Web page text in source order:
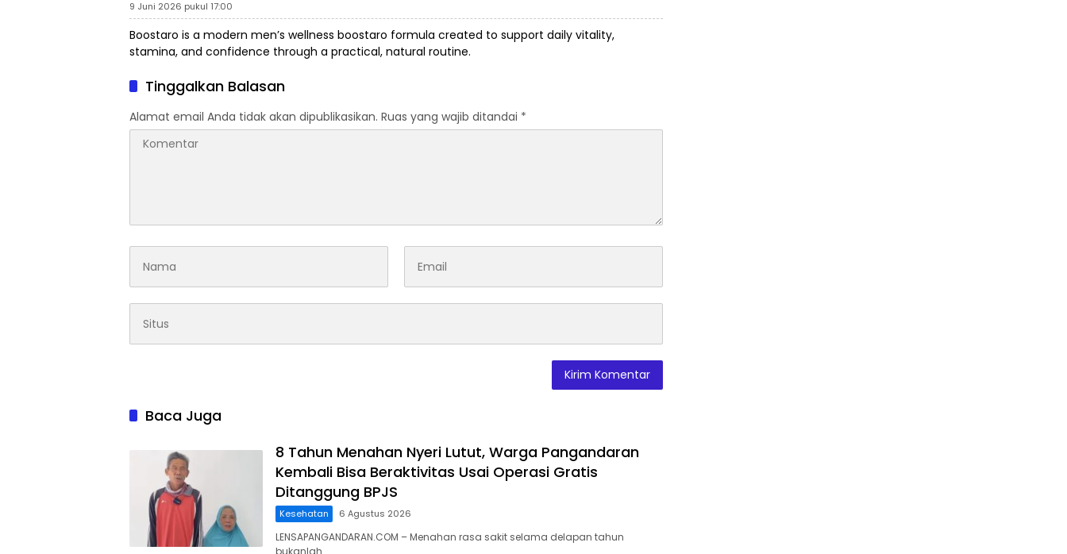
9 Juni 2026 pukul 17:00
Boostaro is a modern men’s wellness boostaro formula created to support daily vitality,
stamina, and confidence through a practical, natural routine.
Tinggalkan Balasan
Alamat email Anda tidak akan dipublikasikan. Ruas yang wajib ditandai *
Baca Juga
8 Tahun Menahan Nyeri Lutut, Warga Pangandaran
Kembali Bisa Beraktivitas Usai Operasi Gratis
Ditanggung BPJS
Kesehatan 6 Agustus 2026
LENSAPANGANDARAN.COM – Menahan rasa sakit selama delapan tahun